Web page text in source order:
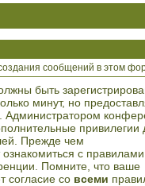
сообщений в этом
быть
минут, но
Администратором
привилегии
Прежде чем
ознакомиться с
Помните, что ваше
согласие со всеми